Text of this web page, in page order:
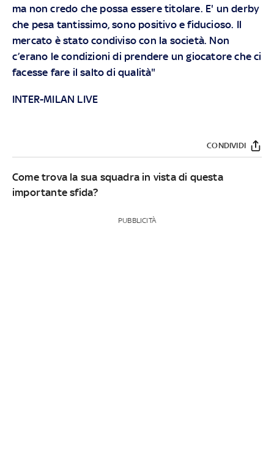
ma non credo che possa essere titolare. E' un derby
che pesa tantissimo, sono positivo e fiducioso. Il
mercato è stato condiviso con la società. Non
c’erano le condizioni di prendere un giocatore che ci
facesse fare il salto di qualità"
INTER-MILAN LIVE
CONDIVIDI
Come trova la sua squadra in vista di questa
importante sfida?
PUBBLICITÀ